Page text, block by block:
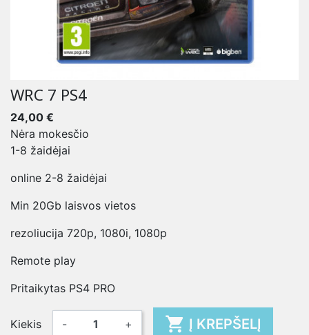
WRC 7 PS4
24,00 €
Nėra mokesčio
1-8 žaidėjai
online 2-8 žaidėjai
Min 20Gb laisvos vietos
rezoliucija 720p, 1080i, 1080p
Remote play
Pritaikytas PS4 PRO
Kiekis - +  Į KREPŠELĮ